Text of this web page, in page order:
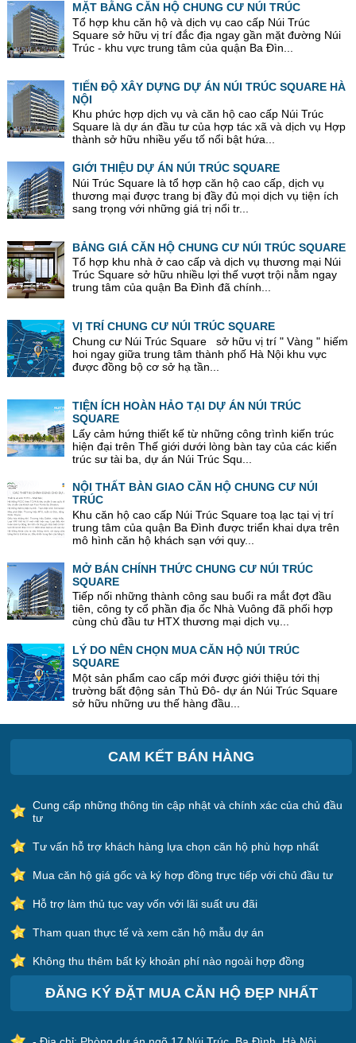
MẶT BẰNG CĂN HỘ CHUNG CƯ NÚI TRÚC
Tổ hợp khu căn hộ và dịch vụ cao cấp Núi Trúc
Square sở hữu vị trí đắc địa ngay gần mặt đường Núi
Trúc - khu vực trung tâm của quận Ba Đìn...
TIẾN ĐỘ XÂY DỰNG DỰ ÁN NÚI TRÚC SQUARE HÀ
NỘI
Khu phức hợp dịch vụ và căn hộ cao cấp Núi Trúc
Square là dự án đầu tư của hợp tác xã và dịch vụ Hợp
thành sở hữu nhiều yếu tố nổi bật hứa...
GIỚI THIỆU DỰ ÁN NÚI TRÚC SQUARE
Núi Trúc Square là tổ hợp căn hộ cao cấp, dịch vụ
thương mại được trang bị đầy đủ mọi dịch vụ tiện ích
sang trọng với những giá trị nổi tr...
BẢNG GIÁ CĂN HỘ CHUNG CƯ NÚI TRÚC SQUARE
Tổ hợp khu nhà ở cao cấp và dịch vụ thương mại Núi
Trúc Square sở hữu nhiều lợi thế vượt trội nằm ngay
trung tâm của quận Ba Đình đã chính...
VỊ TRÍ CHUNG CƯ NÚI TRÚC SQUARE
Chung cư Núi Trúc Square sở hữu vị trí " Vàng " hiếm
hoi ngay giữa trung tâm thành phố Hà Nội khu vực
được đồng bộ cơ sở hạ tần...
TIỆN ÍCH HOÀN HẢO TẠI DỰ ÁN NÚI TRÚC
SQUARE
Lấy cảm hứng thiết kế từ những công trình kiến trúc
hiện đại trên Thế giới dưới lòng bàn tay của các kiến
trúc sư tài ba, dự án Núi Trúc Squ...
NỘI THẤT BÀN GIAO CĂN HỘ CHUNG CƯ NÚI
TRÚC
Khu căn hộ cao cấp Núi Trúc Square toạ lạc tại vị trí
trung tâm của quận Ba Đình được triển khai dựa trên
mô hình căn hộ khách sạn với quy...
MỞ BÁN CHÍNH THỨC CHUNG CƯ NÚI TRÚC
SQUARE
Tiếp nối những thành công sau buổi ra mắt đợt đầu
tiên, công ty cổ phần địa ốc Nhà Vuông đã phối hợp
cùng chủ đầu tư HTX thương mại dịch vụ...
LÝ DO NÊN CHỌN MUA CĂN HỘ NÚI TRÚC
SQUARE
Một sản phẩm cao cấp mới được giới thiệu tới thị
trường bất động sản Thủ Đô- dự án Núi Trúc Square
sở hữu những ưu thế hàng đầu...
CAM KẾT BÁN HÀNG
Cung cấp những thông tin cập nhật và chính xác của chủ đầu
tư
Tư vấn hỗ trợ khách hàng lựa chọn căn hộ phù hợp nhất
Mua căn hộ giá gốc và ký hợp đồng trực tiếp với chủ đầu tư
Hỗ trợ làm thủ tục vay vốn với lãi suất ưu đãi
Tham quan thực tế và xem căn hộ mẫu dự án
Không thu thêm bất kỳ khoản phí nào ngoài hợp đồng
ĐĂNG KÝ ĐẶT MUA CĂN HỘ ĐẸP NHẤT